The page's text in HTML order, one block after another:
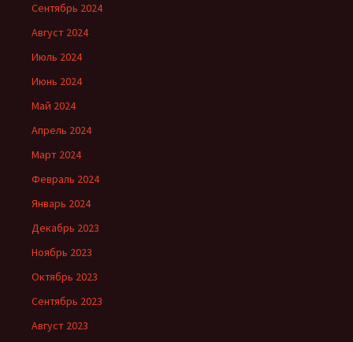
Сентябрь 2024
Август 2024
Июль 2024
Июнь 2024
Май 2024
Апрель 2024
Март 2024
Февраль 2024
Январь 2024
Декабрь 2023
Ноябрь 2023
Октябрь 2023
Сентябрь 2023
Август 2023